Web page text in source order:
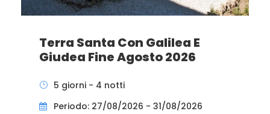
Terra Santa Con Galilea E
Giudea Fine Agosto 2026
5 giorni - 4 notti
Periodo: 27/08/2026 - 31/08/2026